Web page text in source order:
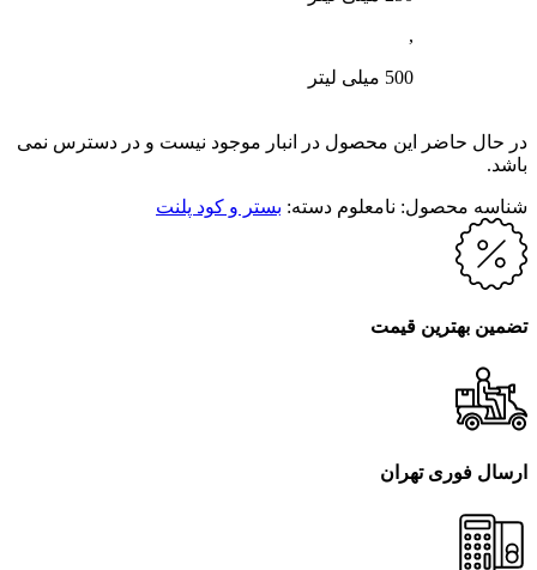
,
500 میلی لیتر
در حال حاضر این محصول در انبار موجود نیست و در دسترس نمی
باشد.
شناسه محصول: نامعلوم دسته: بستر و کود پلنت
تضمین بهترین قیمت
ارسال فوری تهران